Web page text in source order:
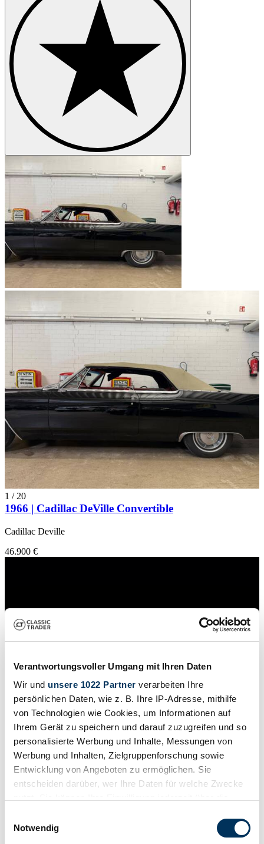
Verantwortungsvoller Umgang mit Ihren Daten
Wir und unsere 1022 Partner verarbeiten Ihre
persönlichen Daten, wie z. B. Ihre IP-Adresse, mithilfe
von Technologien wie Cookies, um Informationen auf
Ihrem Gerät zu speichern und darauf zuzugreifen und so
personalisierte Werbung und Inhalte, Messungen von
Werbung und Inhalten, Zielgruppenforschung sowie
Entwicklung von Angeboten zu ermöglichen. Sie
entscheiden darüber, wer Ihre Daten für welche Zwecke
Trigger Symbol ändern oder widerrufen
Notwendig
1 / 20
1966 | Cadillac DeVille Convertible
Cadillac Deville
46.900 €
Händler
Karosserieform
Tachostand (abgelesen)